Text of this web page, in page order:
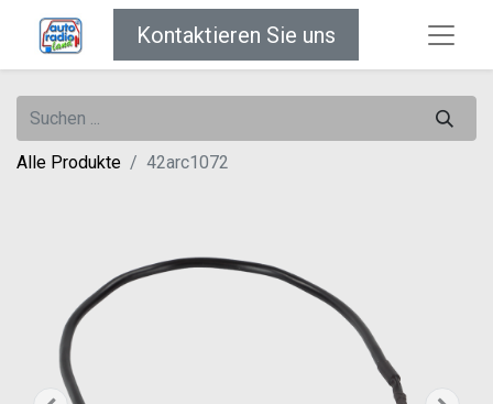
Kontaktieren Sie uns
Alle Produkte 42arc1072